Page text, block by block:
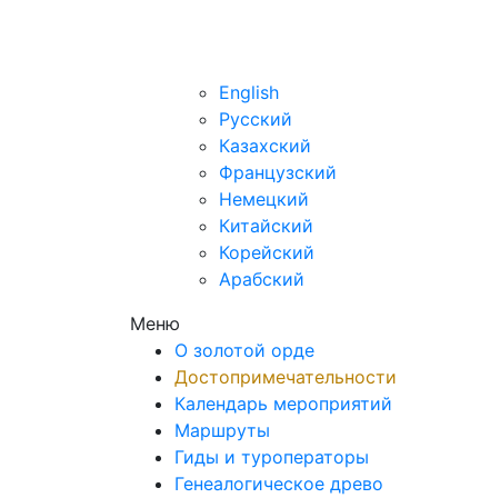
English
Русский
Казахский
Французский
Немецкий
Китайский
Корейский
Арабский
Меню
О золотой орде
Достопримечательности
Календарь мероприятий
Маршруты
Гиды и туроператоры
Генеалогическое древо